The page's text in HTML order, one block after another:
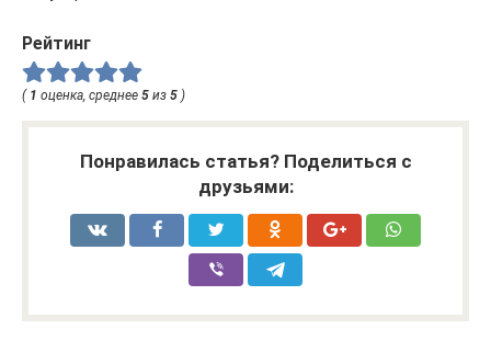
Рейтинг
( 1 оценка, среднее 5 из 5 )
Понравилась статья? Поделиться с
друзьями: